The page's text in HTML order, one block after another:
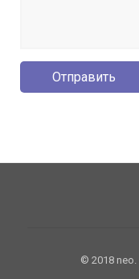
© 2018 neo.